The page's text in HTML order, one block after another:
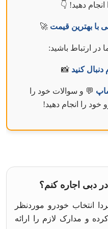
دهید! 👇
با بهترین قیمت 🚀
در ارتباط باشید:
دنبال کنید 📸
💬 و سوالات خود را
را انجام دهید!
انتخاب خودرو موردنظر
و مدارک لازم را ارائه